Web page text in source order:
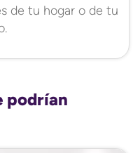
de tu hogar o de tu
podrían